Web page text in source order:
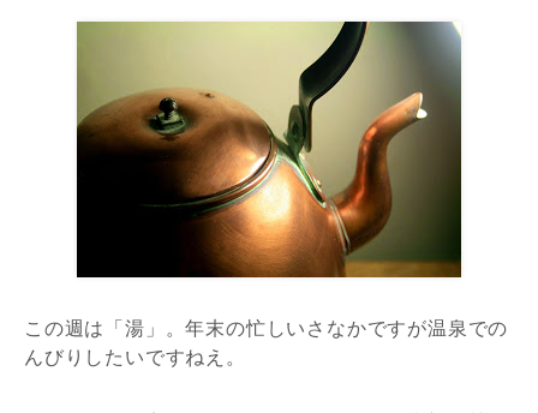
この週は「湯」。年末の忙しいさなかですが温泉での
んびりしたいですねえ。